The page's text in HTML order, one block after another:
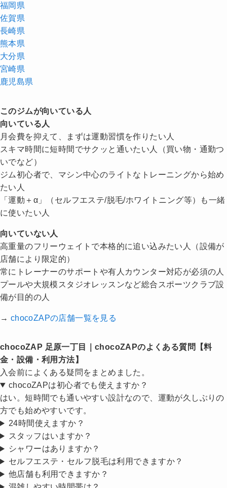
福岡県
佐賀県
長崎県
熊本県
大分県
宮崎県
鹿児島県
このジムが向いている人
向いている人
月会費を抑えて、まずは運動習慣を作りたい人
スキマ時間に短時間でサクッと通いたい人（買い物・通勤つ
いでなど）
ジム初心者で、マシン中心のライトなトレーニングから始め
たい人
「運動＋α」（セルフエステ/脱毛/ホワイトニング等）も一緒
に使いたい人
向いていない人
高重量のフリーウェイトで本格的に追い込みたい人（設備が
店舗により限定的）
常にトレーナーのサポートや有人カウンター対応が必須の人
プールや大規模スタジオレッスンなど総合スポーツクラブ設
備が目的の人
→ chocoZAPの店舗一覧を見る
chocoZAP 足原一丁目｜chocoZAPのよくある質問【料
金・設備・利用方法】
入会前によくある疑問をまとめました。
chocoZAPは初心者でも使えますか？
はい。短時間でも通いやすい設計なので、運動が久しぶりの
方でも始めやすいです。
24時間使えますか？
スタッフはいますか？
シャワーはありますか？
セルフエステ・セルフ脱毛は利用できますか？
他店舗も利用できますか？